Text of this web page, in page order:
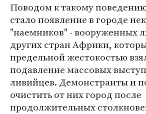
Поводом к такому
стало появление в городе
"наемников" - вооруженных
других стран Африки,
предельной жестокостью
подавление массовых
ливийцев. Демонстранты и
очистить от них город после
продолжительных